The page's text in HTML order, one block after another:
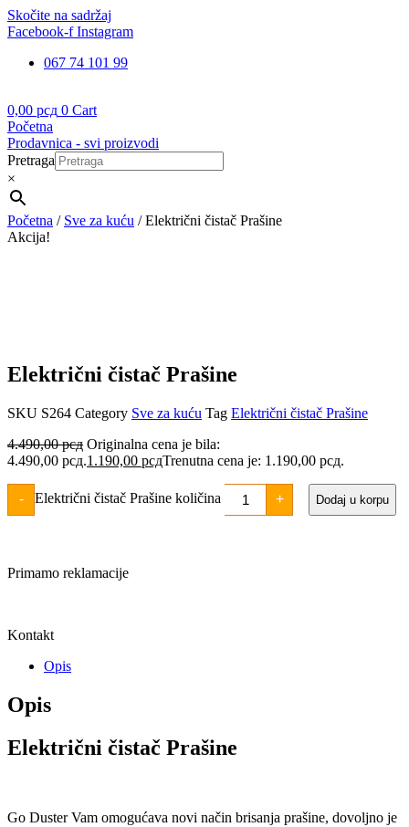
Skočite na sadržaj
Facebook-f Instagram
067 74 101 99
0,00 рсд 0 Cart
Početna
Prodavnica - svi proizvodi
Pretraga
×
Početna / Sve za kuću / Električni čistač Prašine
Akcija!
Električni čistač Prašine
SKU S264 Category Sve za kuću Tag Električni čistač Prašine
4.490,00рсд Originalna cena je bila:
4.490,00 рсд.1.190,00 рсдTrenutna cena je: 1.190,00 рсд.
- Električni čistač Prašine količina + Dodaj u korpu
Primamo reklamacije
Kontakt
Opis
Opis
Električni čistač Prašine
Go Duster Vam omogućava novi način brisanja prašine, dovoljno je